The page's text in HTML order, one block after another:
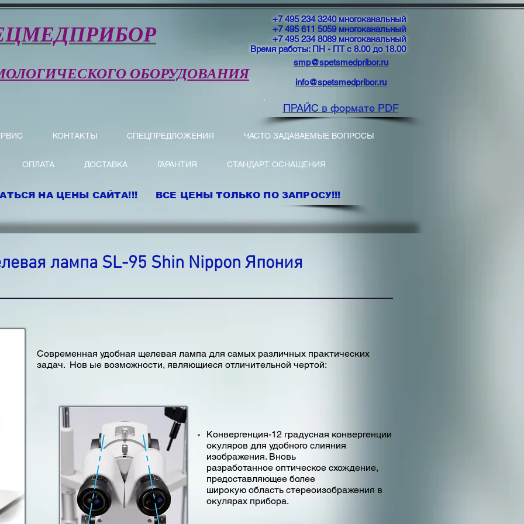
+7 495 234 3240 многоканальный
+7 495 611 5059 многоканальный
+7 495 234 8089 многоканальный
Время работы: ПН - ПТ с 8.00 до 18.00
ОБОРУДОВАНИЯ
smp@spetsmedpribor.ru
info@spetsmedpribor.ru
ПРАЙС в формате PDF
КОНТАКТЫ СПЕЦПРЕДЛОЖЕНИЯ ЧАСТО ЗАДАВАЕМЫЕ ВОПРОСЫ
ОПЛАТА ДОСТАВКА ГАРАНТИЯ СТАНДАРТ ОСНАЩЕНИЯ
НА ЦЕНЫ САЙТА!!! ВСЕ ЦЕНЫ ТОЛЬКО ПО ЗАПРОСУ!!!
лампа SL-95 Shin Nippon Япония
Современная удобная щелевая лампа для самых различных практических
задач. Нов ые возможности, являющиеся отличительной чертой:
Конвергенция-12 градусная конвергенции
окуляров для удобного слияния
изображения. Вновь
разработанное оптическое схождение,
предоставляющее более
широкую область стереоизображения в
окулярах прибора.